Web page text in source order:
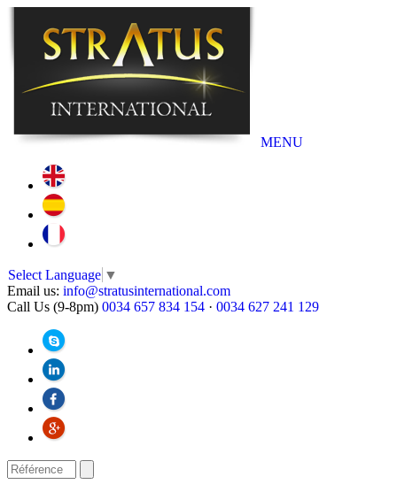
MENU
Select Language ▼
Email us: info@stratusinternational.com
Call Us (9-8pm) 0034 657 834 154 · 0034 627 241 129